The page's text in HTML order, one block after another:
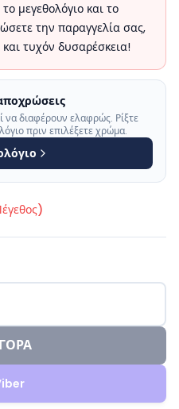
μεγεθολόγιο και το
την παραγγελία σας,
τυχόν δυσαρέσκεια!
να διαφέρουν ελαφρώς. Ρίξτε
πριν επιλέξετε χρώμα.